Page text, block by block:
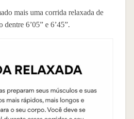
mais uma corrida relaxada de
6’05” e 6’45”.